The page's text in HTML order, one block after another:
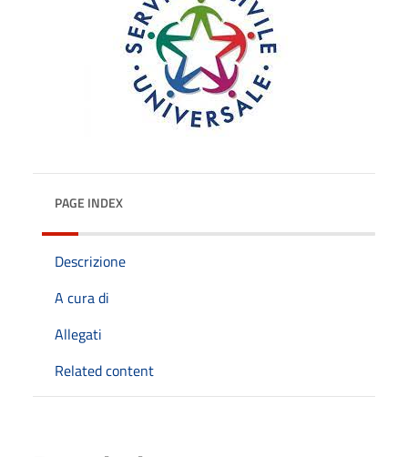
PAGE INDEX
Descrizione
A cura di
Allegati
Related content